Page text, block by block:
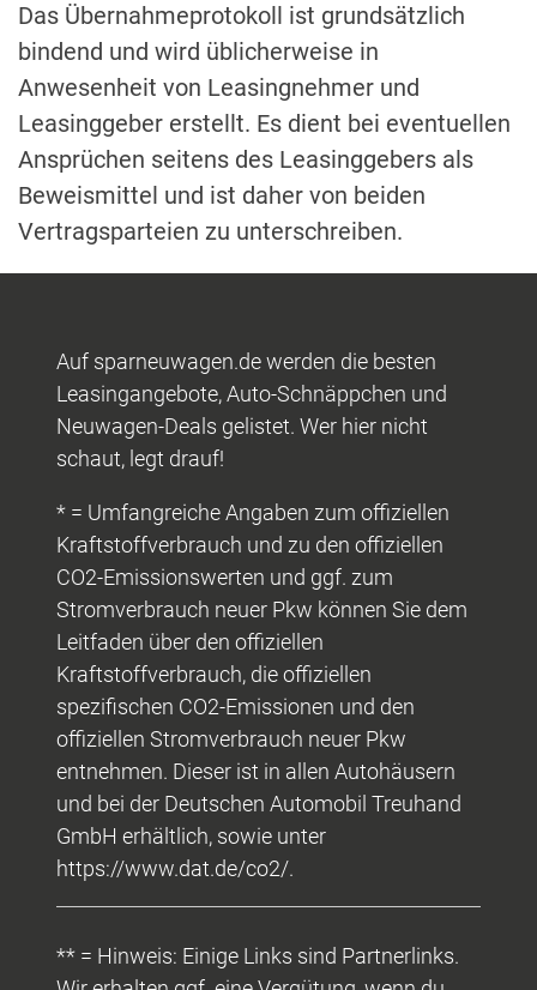
Das Übernahmeprotokoll ist grundsätzlich
bindend und wird üblicherweise in
Anwesenheit von Leasingnehmer und
Leasinggeber erstellt. Es dient bei eventuellen
Ansprüchen seitens des Leasinggebers als
Beweismittel und ist daher von beiden
Vertragsparteien zu unterschreiben.
Auf sparneuwagen.de werden die besten
Leasingangebote, Auto-Schnäppchen und
Neuwagen-Deals gelistet. Wer hier nicht
schaut, legt drauf!
* = Umfangreiche Angaben zum offiziellen
Kraftstoffverbrauch und zu den offiziellen
CO2-Emissionswerten und ggf. zum
Stromverbrauch neuer Pkw können Sie dem
Leitfaden über den offiziellen
Kraftstoffverbrauch, die offiziellen
spezifischen CO2-Emissionen und den
offiziellen Stromverbrauch neuer Pkw
entnehmen. Dieser ist in allen Autohäusern
und bei der Deutschen Automobil Treuhand
GmbH erhältlich, sowie unter
https://www.dat.de/co2/.
** = Hinweis: Einige Links sind Partnerlinks.